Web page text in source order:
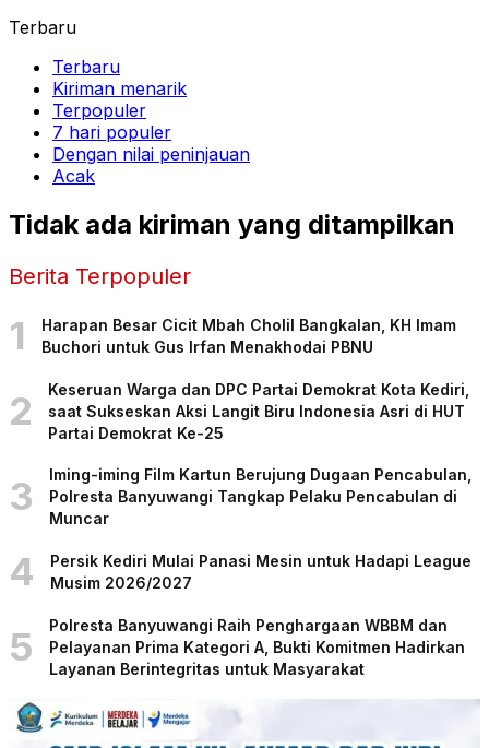
Terbaru
Terbaru
Kiriman menarik
Terpopuler
7 hari populer
Dengan nilai peninjauan
Acak
Tidak ada kiriman yang ditampilkan
Berita Terpopuler
1
Harapan Besar Cicit Mbah Cholil Bangkalan, KH Imam
Buchori untuk Gus Irfan Menakhodai PBNU
2
Keseruan Warga dan DPC Partai Demokrat Kota Kediri,
saat Sukseskan Aksi Langit Biru Indonesia Asri di HUT
Partai Demokrat Ke-25
3
Iming-iming Film Kartun Berujung Dugaan Pencabulan,
Polresta Banyuwangi Tangkap Pelaku Pencabulan di
Muncar
4
Persik Kediri Mulai Panasi Mesin untuk Hadapi League
Musim 2026/2027
5
Polresta Banyuwangi Raih Penghargaan WBBM dan
Pelayanan Prima Kategori A, Bukti Komitmen Hadirkan
Layanan Berintegritas untuk Masyarakat